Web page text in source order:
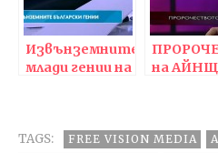
Извънземните
млади гении на
на
TAGS: FREE VISION MEDIA